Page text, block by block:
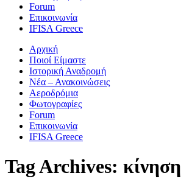
Forum
Επικοινωνία
IFISA Greece
Αρχική
Ποιοί Είμαστε
Ιστορική Αναδρομή
Νέα – Ανακοινώσεις
Αεροδρόμια
Φωτογραφίες
Forum
Επικοινωνία
IFISA Greece
Tag Archives: κίνηση